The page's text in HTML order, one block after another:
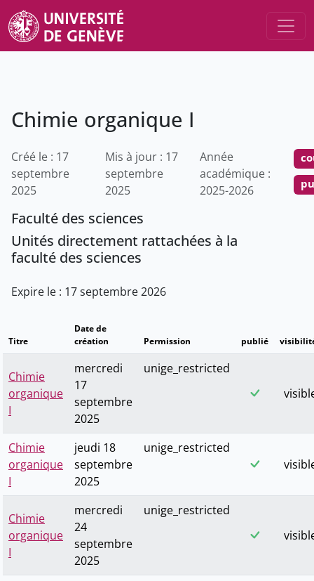
Chimie organique I
Créé le : 17
septembre
2025
Mis à jour : 17
septembre
2025
Année
académique :
2025-2026
Faculté des sciences
Unités directement rattachées à la
faculté des sciences
Expire le : 17 septembre 2026
Titre
Date de
création
Permission publié
Chimie
organique
I
mercredi
17
septembre
2025
unige_restricted
Chimie
organique
I
jeudi 18
septembre
2025
unige_restricted
Chimie
organique
I
mercredi
24
septembre
2025
unige_restricted